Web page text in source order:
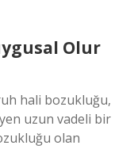
Olur
hali bozukluğu,
uzun vadeli bir
olan